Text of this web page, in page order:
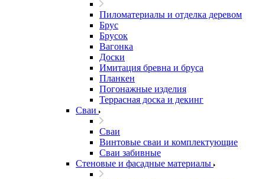
Пиломатериалы и отделка деревом
Брус
Брусок
Вагонка
Доски
Имитация бревна и бруса
Планкен
Погонажные изделия
Террасная доска и декинг
Сваи
Сваи
Винтовые сваи и комплектующие
Сваи забивные
Стеновые и фасадные материалы